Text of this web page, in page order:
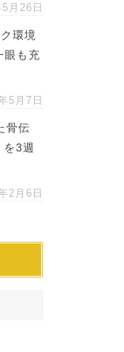
月26日
環境
眼も充
5月7日
骨伝
3週
2月6日